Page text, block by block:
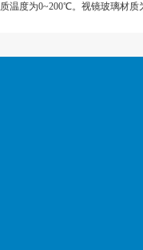
质温度为0~200℃。视镜玻璃材